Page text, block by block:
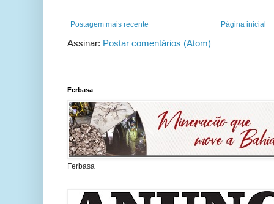
Postagem mais recente Página inicial
Assinar: Postar comentários (Atom)
Ferbasa
Ferbasa